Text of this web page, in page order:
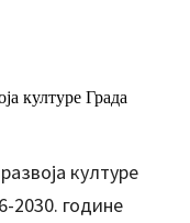
културе
2030. године